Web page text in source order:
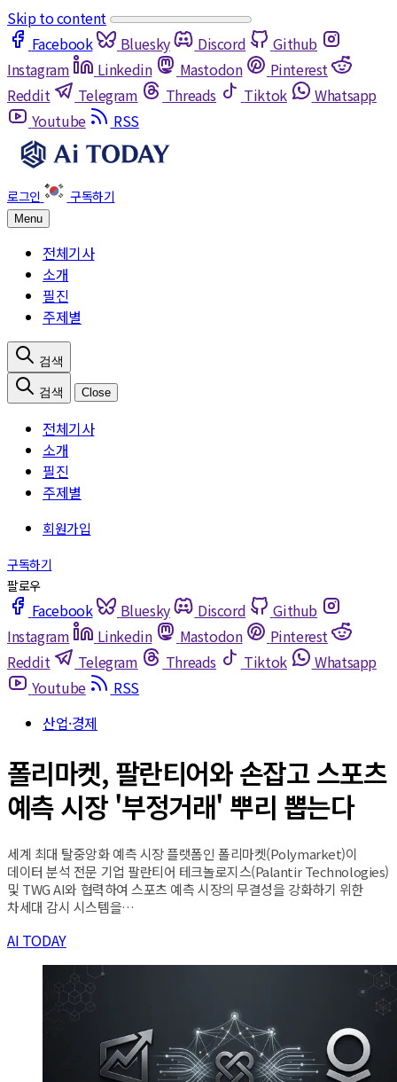
Skip to content
Facebook
Bluesky Discord
Github
Instagram
Linkedin Mastodon
Pinterest
Reddit
Telegram Threads Tiktok
Whatsapp
Youtube
RSS
Menu
전체기사
소개
필진
주제별
Close
전체기사
소개
필진
주제별
Facebook Bluesky Discord
Github
Instagram
Linkedin Mastodon
Pinterest
Reddit
Telegram Threads Tiktok
Whatsapp
Youtube
RSS
산업·경제
폴리마켓, 팔란티어와 손잡고 스포츠
예측 시장 '부정거래' 뿌리 뽑는다
세계 최대 탈중앙화 예측 시장 플랫폼인 폴리마켓(Polymarket)이
데이터 분석 전문 기업 팔란티어 테크놀로지스(Palantir Technologies)
및 TWG AI와 협력하여 스포츠 예측 시장의 무결성을 강화하기 위한
차세대 감시 시스템을…
AI TODAY